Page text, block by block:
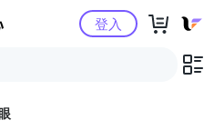
Yahoo購物中心登入